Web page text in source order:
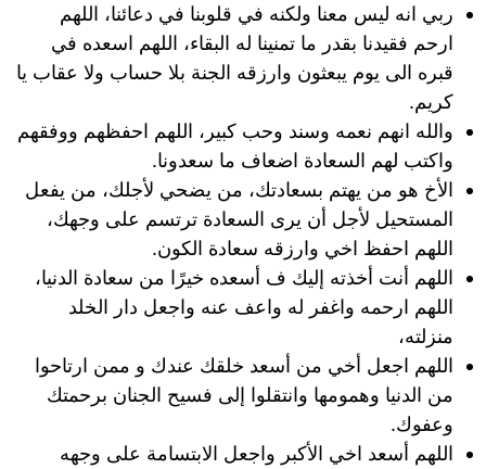
ربي انه ليس معنا ولكنه في قلوبنا في دعائنا، اللهم
ارحم فقيدنا بقدر ما تمنينا له البقاء، اللهم اسعده في
قبره الى يوم يبعثون وارزقه الجنة بلا حساب ولا عقاب يا
كريم.
والله انهم نعمه وسند وحب كبير، اللهم احفظهم ووفقهم
واكتب لهم السعادة اضعاف ما سعدونا.
الأخ هو من يهتم بسعادتك، من يضحي لأجلك، من يفعل
المستحيل لأجل أن يرى السعادة ترتسم على وجهك،
اللهم احفظ اخي وارزقه سعادة الكون.
اللهم أنت أخذته إليك ف أسعده خيرًا من سعادة الدنيا،
اللهم ارحمه واغفر له واعف عنه واجعل دار الخلد
منزلته،
اللهم اجعل أخي من أسعد خلقك عندك و ممن ارتاحوا
من الدنيا وهمومها وانتقلوا إلى فسيح الجنان برحمتك
وعفوك.
اللهم أسعد اخي الأكبر واجعل الابتسامة على وجهه